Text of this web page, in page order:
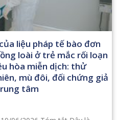
liệu pháp tế bào đơn
loài ở trẻ mắc rối loạn
hòa miễn dịch: thử
mù đôi, đối chứng giả
tâm